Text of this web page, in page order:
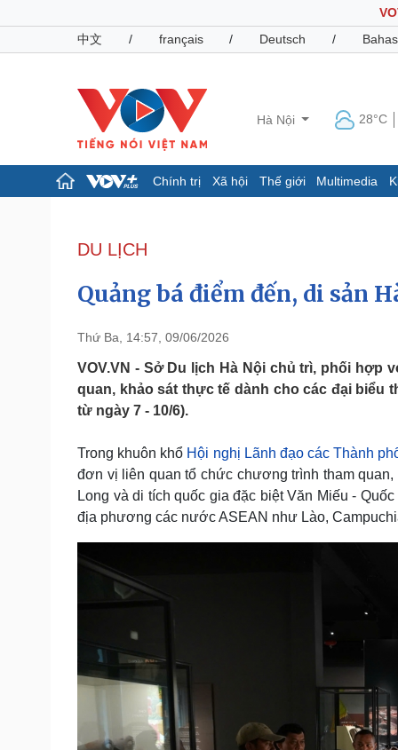
中文
/ français / Deutsch /
Hà Nội 28°C
Chính trị Xã hội Thế giới Multimedia
Đảng
Tổ chức nhân sự
Quốc hội
Nhận diện sự thật
Giáo dục
Dấu ấn VOV
Pháp luật
Vụ án
Tin nóng
Quân sự - Quốc phòng
Vũ khí
Sức khỏe
Dinh dưỡng - món ngon
Nhi khoa
Nam khoa
Phòng mạch online
Ăn sạch sống khỏe
Đời sống
Nhà đẹp
Cải chính
DU LỊCH
Quảng bá điểm đến, di sản
Thứ Ba, 14:57, 09/06/2026
VOV.VN - Sở Du lịch Hà Nội chủ trì, phối
quan, khảo sát thực tế dành cho các đại biểu
từ ngày 7 - 10/6).
Trong khuôn khổ Hội nghị Lãnh đạo các Thành
đơn vị liên quan tổ chức chương trình tham
Long và di tích quốc gia đặc biệt Văn Miếu -
địa phương các nước ASEAN như Lào,